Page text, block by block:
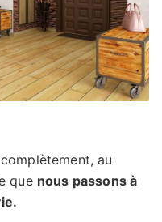
au
que nous passons à